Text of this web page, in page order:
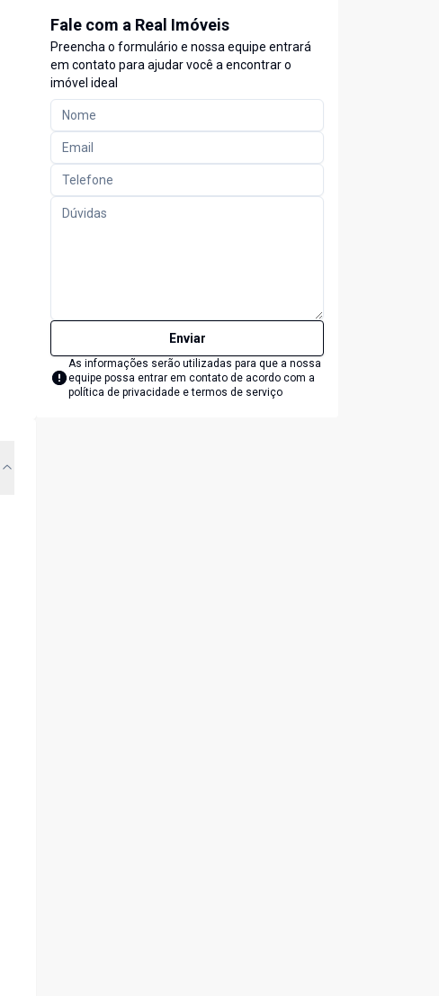
Fale com a Real Imóveis
Preencha o formulário e nossa equipe entrará
em contato para ajudar você a encontrar o
imóvel ideal
Enviar
As informações serão utilizadas para que a nossa
equipe possa entrar em contato de acordo com a
política de privacidade e termos de serviço